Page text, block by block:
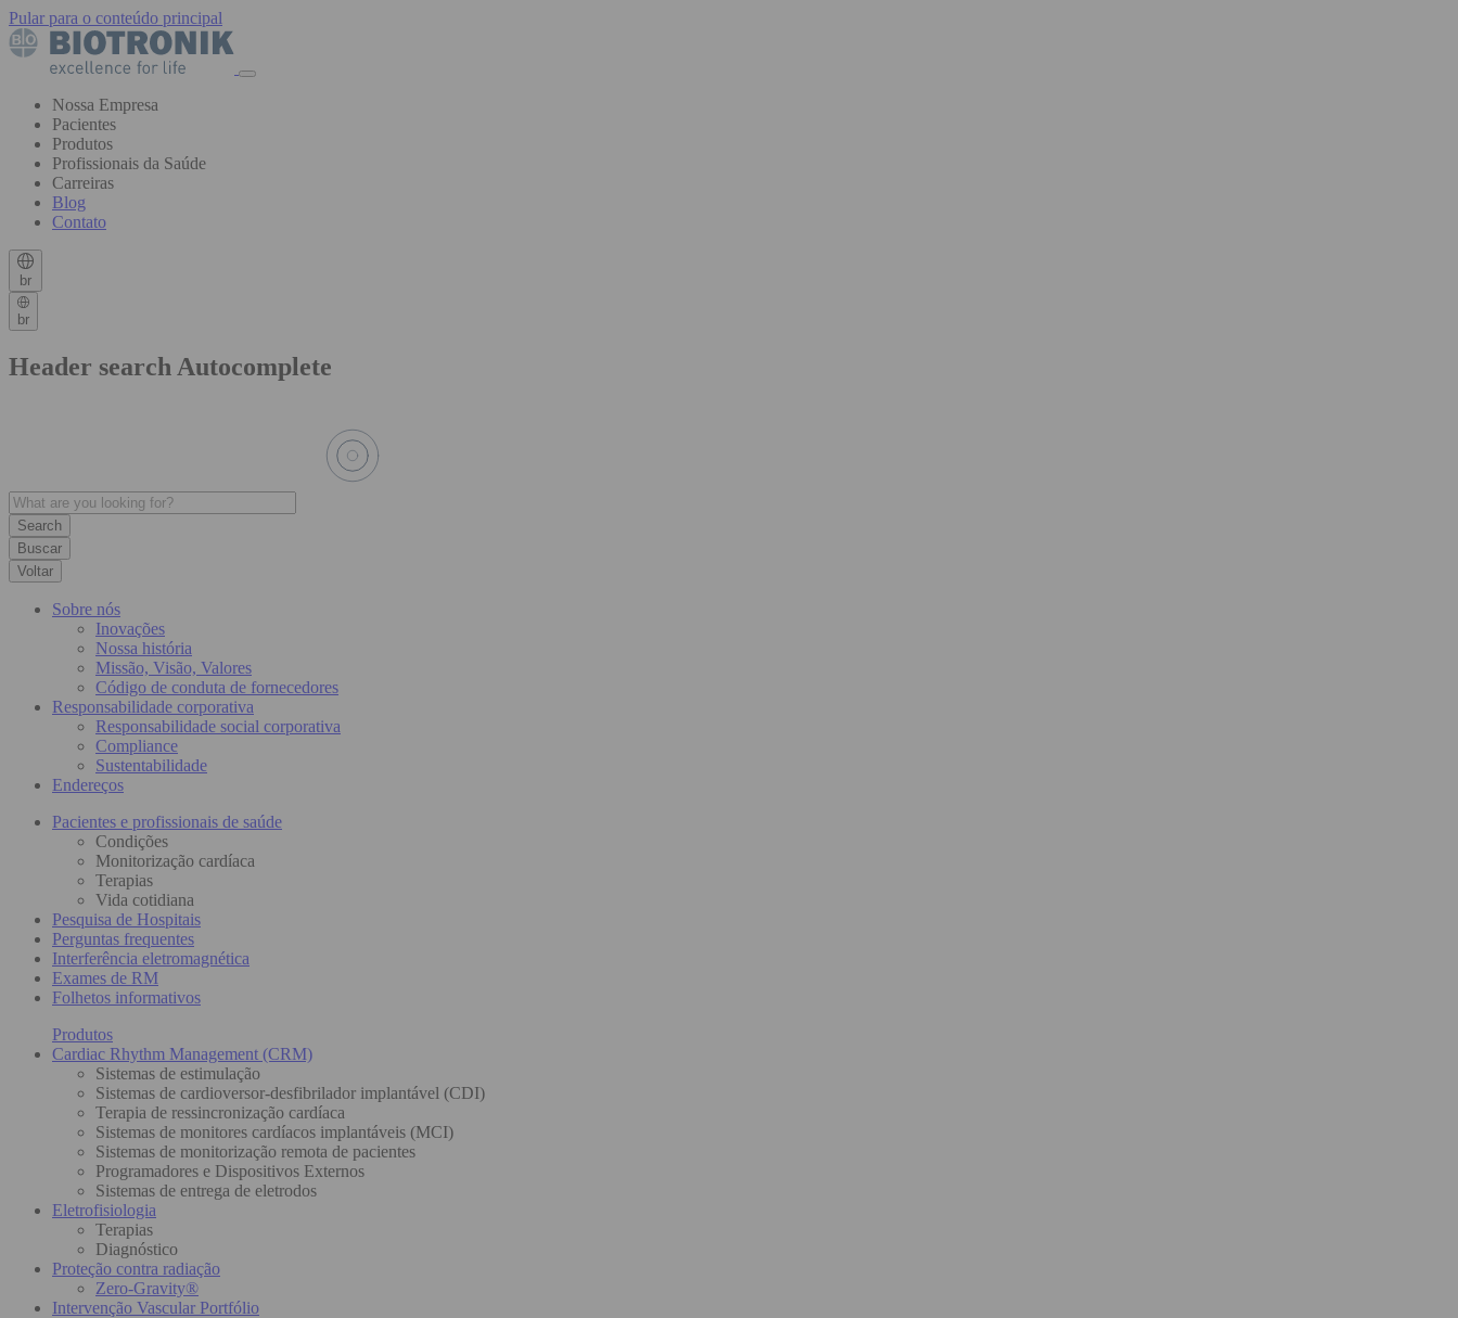
Pular para o conteúdo principal
Nossa Empresa
Pacientes
Produtos
Profissionais da Saúde
Carreiras
Blog
Contato
br
br
Header search Autocomplete
Buscar
Voltar
Sobre nós
Inovações
Nossa história
Missão, Visão, Valores
Código de conduta de fornecedores
Responsabilidade corporativa
Responsabilidade social corporativa
Compliance
Sustentabilidade
Endereços
Pacientes e profissionais de saúde
Condições
Monitorização cardíaca
Terapias
Vida cotidiana
Pesquisa de Hospitais
Perguntas frequentes
Interferência eletromagnética
Exames de RM
Folhetos informativos
Produtos
Cardiac Rhythm Management (CRM)
Sistemas de estimulação
Sistemas de cardioversor-desfibrilador implantável (CDI)
Terapia de ressincronização cardíaca
Sistemas de monitores cardíacos implantáveis (MCI)
Sistemas de monitorização remota de pacientes
Programadores e Dispositivos Externos
Sistemas de entrega de eletrodos
Eletrofisiologia
Terapias
Diagnóstico
Proteção contra radiação
Zero-Gravity®
Intervenção Vascular Portfólio